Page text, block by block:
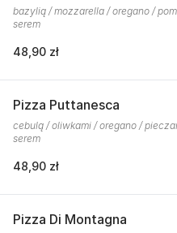
bazylią / mozzarella / oregano /
serem
48,90 zł
Pizza Puttanesca
cebulą / oliwkami / oregano /
serem
48,90 zł
Pizza Di Montagna